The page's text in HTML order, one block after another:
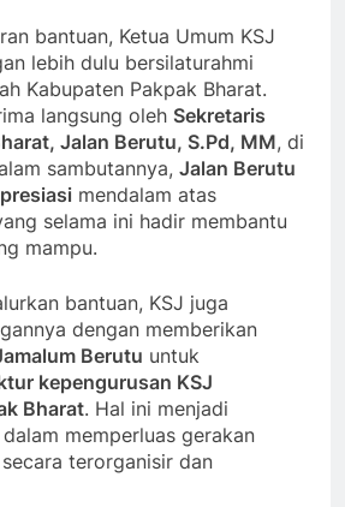
bantuan, Ketua Umum KSJ
lebih dulu bersilaturahmi
Kabupaten Pakpak Bharat.
langsung oleh Sekretaris
Jalan Berutu, S.Pd, MM, di
sambutannya, Jalan Berutu
mendalam atas
selama ini hadir membantu
mampu.
bantuan, KSJ juga
dengan memberikan
Berutu untuk
kepengurusan KSJ
Bharat. Hal ini menjadi
dalam memperluas gerakan
terorganisir dan